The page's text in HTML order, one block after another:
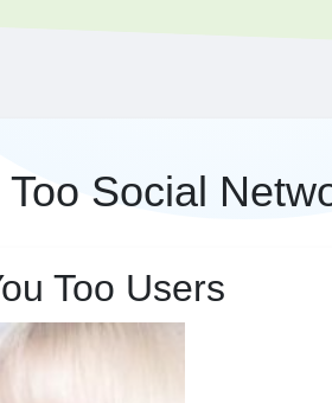
Social
Too Users